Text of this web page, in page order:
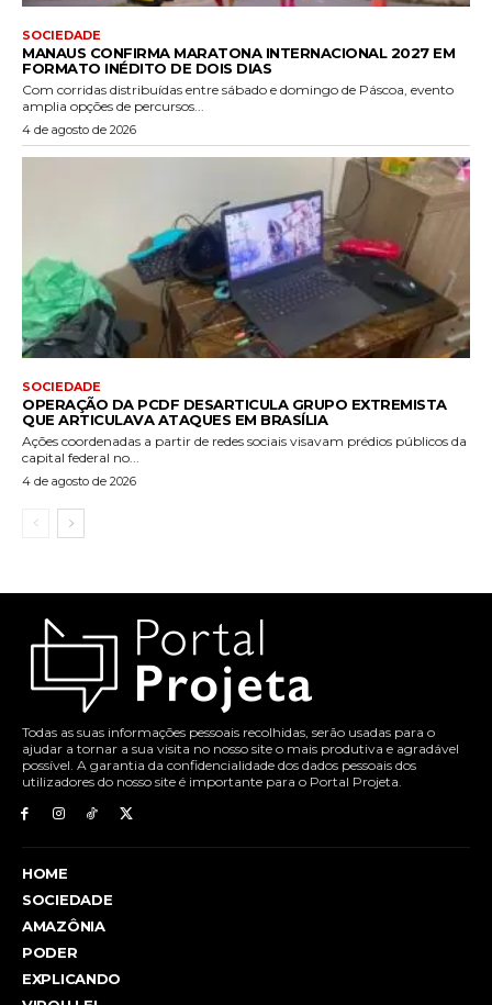
SOCIEDADE
MANAUS CONFIRMA MARATONA INTERNACIONAL 2027 EM
FORMATO INÉDITO DE DOIS DIAS
Com corridas distribuídas entre sábado e domingo de Páscoa, evento
amplia opções de percursos...
4 de agosto de 2026
SOCIEDADE
OPERAÇÃO DA PCDF DESARTICULA GRUPO EXTREMISTA
QUE ARTICULAVA ATAQUES EM BRASÍLIA
Ações coordenadas a partir de redes sociais visavam prédios públicos da
capital federal no...
4 de agosto de 2026
Todas as suas informações pessoais recolhidas, serão usadas para o
ajudar a tornar a sua visita no nosso site o mais produtiva e agradável
possível. A garantia da confidencialidade dos dados pessoais dos
utilizadores do nosso site é importante para o Portal Projeta.
HOME
SOCIEDADE
AMAZÔNIA
PODER
EXPLICANDO